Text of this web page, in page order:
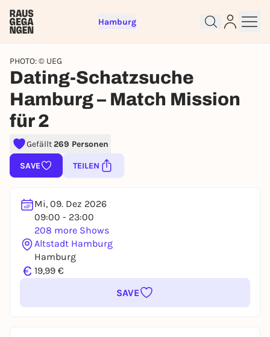
Hamburg
PHOTO: © UEG
Dating-Schatzsuche
Hamburg – Match Mission
für 2
Gefällt269 Personen
SAVE TEILEN
Mi, 09. Dez 2026
09:00 - 23:00
208 more Shows
Altstadt Hamburg
Hamburg
€ 19,99 €
SAVE
Sign up for free and get started
To like events, follow pages, or participate in
lotteries, you need a free Rausgegangen account.
REGISTER FOR FREE NOW
You already have an account?